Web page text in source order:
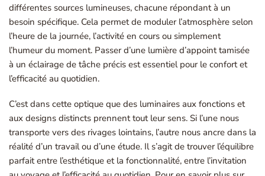
différentes sources lumineuses, chacune répondant à un
besoin spécifique. Cela permet de moduler l’atmosphère selon
l’heure de la journée, l’activité en cours ou simplement
l’humeur du moment. Passer d’une lumière d’appoint tamisée
à un éclairage de tâche précis est essentiel pour le confort et
l’efficacité au quotidien.
C’est dans cette optique que des luminaires aux fonctions et
aux designs distincts prennent tout leur sens. Si l’une nous
transporte vers des rivages lointains, l’autre nous ancre dans la
réalité d’un travail ou d’une étude. Il s’agit de trouver l’équilibre
parfait entre l’esthétique et la fonctionnalité, entre l’invitation